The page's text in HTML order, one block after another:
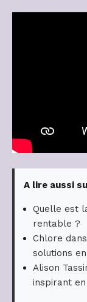
A lire aussi
Quelle est
rentable ?
Chlore
solutions
Alison
inspirant en